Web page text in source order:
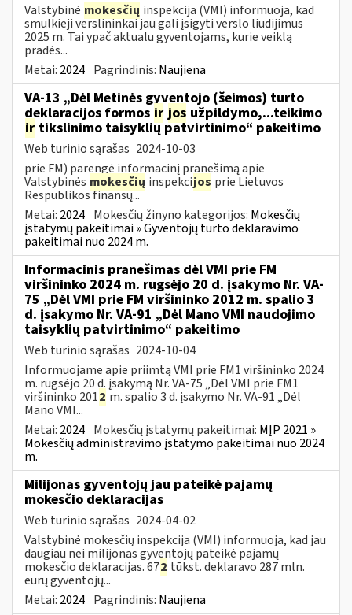
Valstybinė mokesčių inspekcija (VMI) informuoja, kad
smulkieji verslininkai jau gali įsigyti verslo liudijimus
2025 m. Tai ypač aktualu gyventojams, kurie veiklą
pradės...
Metai: 2024 Pagrindinis: Naujiena
VA-13 „Dėl Metinės gyventojo (šeimos) turto
deklaracijos formos ir jos užpildymo,...teikimo
ir tikslinimo taisyklių patvirtinimo“ pakeitimo
Web turinio sąrašas 2024-10-03
prie FM) parengė informacinį pranešimą apie
Valstybinės mokesčių inspekcijos prie Lietuvos
Respublikos finansų...
Metai: 2024 Mokesčių žinyno kategorijos: Mokesčių
įstatymų pakeitimai » Gyventojų turto deklaravimo
pakeitimai nuo 2024 m.
Informacinis pranešimas dėl VMI prie FM
viršininko 2024 m. rugsėjo 20 d. įsakymo Nr. VA-
75 „Dėl VMI prie FM viršininko 2012 m. spalio 3
d. įsakymo Nr. VA-91 „Dėl Mano VMI naudojimo
taisyklių patvirtinimo“ pakeitimo
Web turinio sąrašas 2024-10-04
Informuojame apie priimtą VMI prie FM1 viršininko 2024
m. rugsėjo 20 d. įsakymą Nr. VA-75 „Dėl VMI prie FM1
viršininko 2012 m. spalio 3 d. įsakymo Nr. VA-91 „Dėl
Mano VMI...
Metai: 2024 Mokesčių įstatymų pakeitimai: MĮP 2021 »
Mokesčių administravimo įstatymo pakeitimai nuo 2024
m.
Milijonas gyventojų jau pateikė pajamų
mokesčio deklaracijas
Web turinio sąrašas 2024-04-02
Valstybinė mokesčių inspekcija (VMI) informuoja, kad jau
daugiau nei milijonas gyventojų pateikė pajamų
mokesčio deklaracijas. 672 tūkst. deklaravo 287 mln.
eurų gyventojų...
Metai: 2024 Pagrindinis: Naujiena